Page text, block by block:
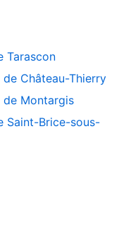
Tarascon
Château-Thierry
Montargis
Saint-Brice-sous-